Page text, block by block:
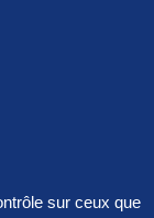
sur ceux que